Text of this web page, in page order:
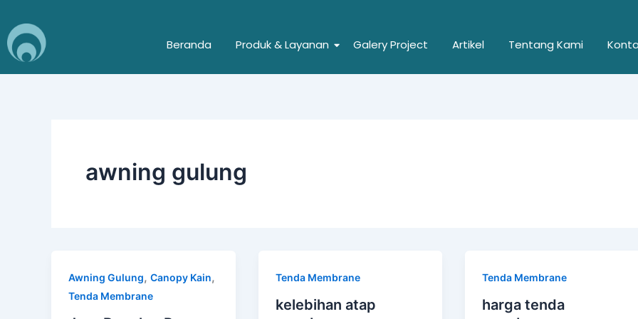
content
Beranda Produk & Layanan Galery Project Artikel Tentang Kami
awning gulung
Awning Gulung, Canopy Kain,
Tenda Membrane
Tenda Membrane
kelebihan atap
Tenda Membrane
harga tenda